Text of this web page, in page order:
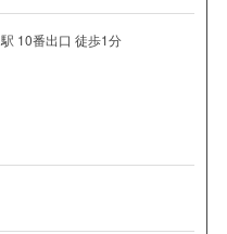
10番出口 徒歩1分